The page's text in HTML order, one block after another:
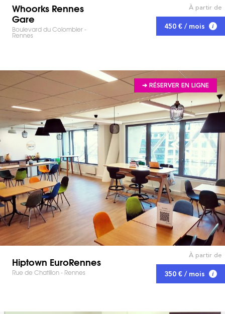
Whoorks Rennes
Gare
Boulevard du Colombier -
Rennes
À partir de
450 € / mois
➔ RÉSERVER EN LIGNE
Hiptown EuroRennes
Rue de Chatillon - Rennes
À partir de
350 € / mois